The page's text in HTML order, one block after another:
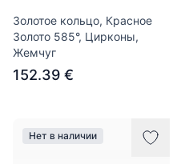
Золотое кольцо, Красное
Золото 585°, Цирконы,
Жемчуг
152.39 €
Нет в наличии